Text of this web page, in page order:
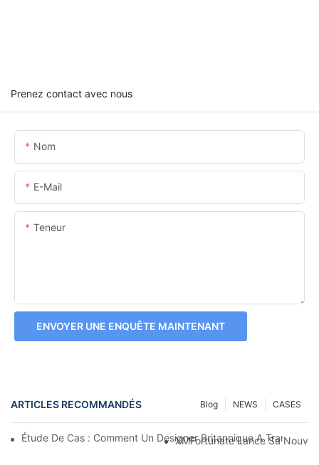
Prenez contact avec nous
Nom
E-Mail
Teneur
ENVOYER UNE ENQUÊTE MAINTENANT
ARTICLES RECOMMANDÉS CASES
NEWS
Blog
Étude De Cas : Comment Un Designer Britannique A
XMFortunate Lance Sa